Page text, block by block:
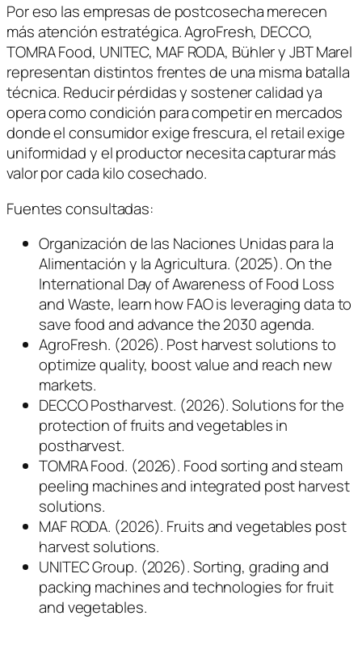
Por eso las empresas de postcosecha merecen
más atención estratégica. AgroFresh, DECCO,
TOMRA Food, UNITEC, MAF RODA, Bühler y JBT Marel
representan distintos frentes de una misma batalla
técnica. Reducir pérdidas y sostener calidad ya
opera como condición para competir en mercados
donde el consumidor exige frescura, el retail exige
uniformidad y el productor necesita capturar más
valor por cada kilo cosechado.
Fuentes consultadas:
Organización de las Naciones Unidas para la
Alimentación y la Agricultura. (2025).On the
International Day of Awareness of Food Loss
and Waste, learn how FAO is leveraging data to
save food and advance the 2030 agenda.
AgroFresh. (2026). Post harvest solutions to
optimize quality, boost value and reach new
markets.
DECCO Postharvest. (2026).Solutions for the
protection of fruits and vegetables in
postharvest.
TOMRA Food. (2026). Food sorting and steam
peeling machines and integrated post harvest
solutions.
MAF RODA. (2026). Fruits and vegetables post
harvest solutions.
UNITEC Group. (2026).Sorting, grading and
packing machines and technologies for fruit
and vegetables.